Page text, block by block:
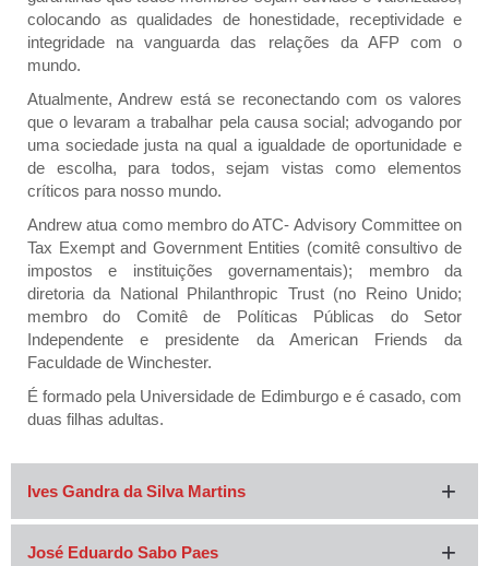
colocando as qualidades de honestidade, receptividade e
integridade na vanguarda das relações da AFP com o
mundo.
Atualmente, Andrew está se reconectando com os valores
que o levaram a trabalhar pela causa social; advogando por
uma sociedade justa na qual a igualdade de oportunidade e
de escolha, para todos, sejam vistas como elementos
críticos para nosso mundo.
Andrew atua como membro do ATC- Advisory Committee on
Tax Exempt and Government Entities (comitê consultivo de
impostos e instituições governamentais); membro da
diretoria da National Philanthropic Trust (no Reino Unido;
membro do Comitê de Políticas Públicas do Setor
Independente e presidente da American Friends da
Faculdade de Winchester.
É formado pela Universidade de Edimburgo e é casado, com
duas filhas adultas.
Ives Gandra da Silva Martins
José Eduardo Sabo Paes